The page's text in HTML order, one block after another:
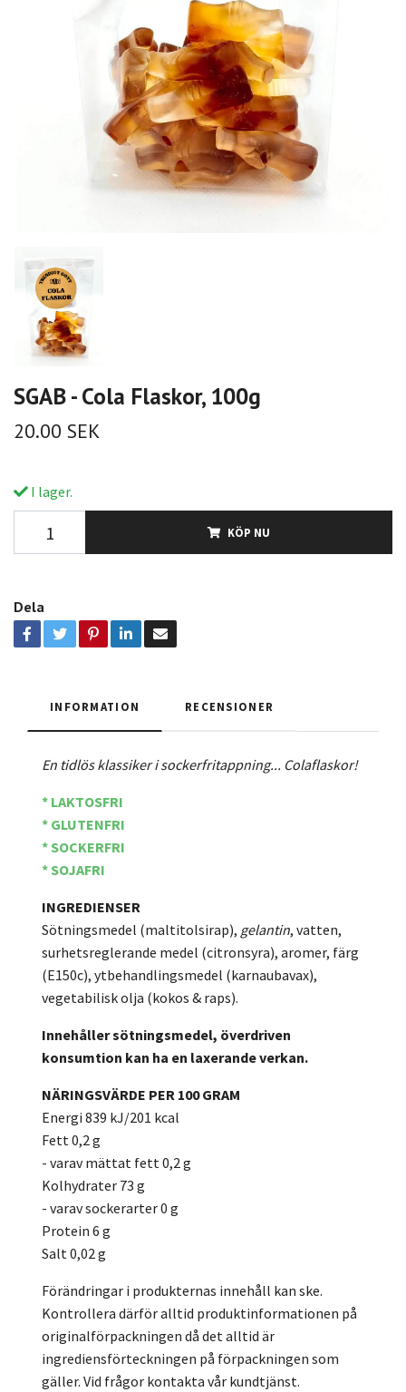
SGAB - Cola Flaskor, 100g
20.00 SEK
I lager.
KÖP NU
Dela
INFORMATION RECENSIONER
En tidlös klassiker i sockerfritappning... Colaflaskor!
* LAKTOSFRI
* GLUTENFRI
* SOCKERFRI
* SOJAFRI
INGREDIENSER
Sötningsmedel (maltitolsirap), gelantin, vatten,
surhetsreglerande medel (citronsyra), aromer, färg
(E150c), ytbehandlingsmedel (karnaubavax),
vegetabilisk olja (kokos & raps).
Innehåller sötningsmedel, överdriven
konsumtion kan ha en laxerande verkan.
NÄRINGSVÄRDE PER 100 GRAM
Energi 839 kJ/201 kcal
Fett 0,2 g
- varav mättat fett 0,2 g
Kolhydrater 73 g
- varav sockerarter 0 g
Protein 6 g
Salt 0,02 g
Förändringar i produkternas innehåll kan ske.
Kontrollera därför alltid produktinformationen på
originalförpackningen då det alltid är
ingrediensförteckningen på förpackningen som
gäller. Vid frågor kontakta vår kundtjänst.